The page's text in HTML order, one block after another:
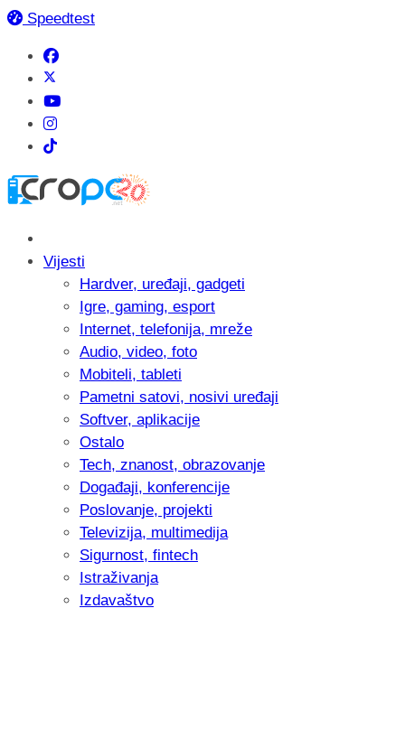
Speedtest
Vijesti
Hardver, uređaji, gadgeti
Igre, gaming, esport
Internet, telefonija, mreže
Audio, video, foto
Mobiteli, tableti
Pametni satovi, nosivi uređaji
Softver, aplikacije
Ostalo
Tech, znanost, obrazovanje
Događaji, konferencije
Poslovanje, projekti
Televizija, multimedija
Sigurnost, fintech
Istraživanja
Izdavaštvo